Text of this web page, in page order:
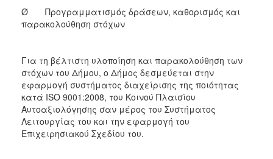
Ø Προγραμματισμός δράσεων, καθορισμός και
παρακολούθηση στόχων
Για τη βέλτιστη υλοποίηση και παρακολούθηση των
στόχων του Δήμου, ο Δήμος δεσμεύεται στην
εφαρμογή συστήματος διαχείρισης της ποιότητας
κατά ISO 9001:2008, του Κοινού Πλαισίου
Αυτοαξιολόγησης σαν μέρος του Συστήματος
Λειτουργίας του και την εφαρμογή του
Επιχειρησιακού Σχεδίου του.